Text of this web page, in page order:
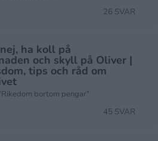
26 SVAR
ha koll på
och skyll på Oliver |
tips och råd om
bortom pengar"
45 SVAR